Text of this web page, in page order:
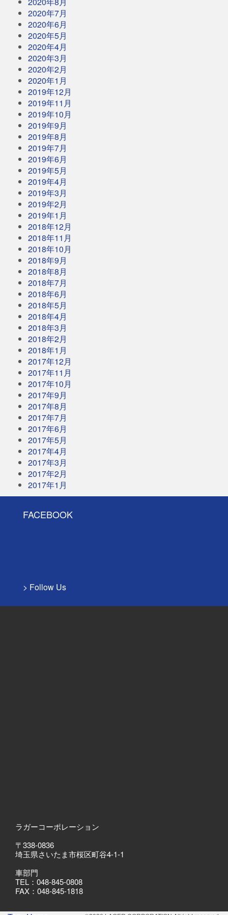
2020年7月
2020年6月
2020年5月
2020年4月
2020年3月
2020年2月
2020年1月
2019年12月
2019年11月
2019年10月
2019年9月
2019年8月
2019年7月
2019年6月
2019年5月
2019年4月
2019年3月
2019年2月
2019年1月
2018年12月
2018年11月
2018年10月
2018年9月
2018年8月
2018年7月
2018年6月
2018年5月
2018年4月
2018年3月
2018年2月
2018年1月
2017年12月
2017年11月
2017年10月
2017年9月
2017年8月
2017年7月
2017年6月
2017年5月
2017年4月
2017年3月
2017年2月
2017年1月
FACEBOOK
> Follow Us
ラガーコーポレーション
〒338-0836
埼玉県さいたま市桜区町谷4-1-1
車部門
TEL：048-845-0808
FAX：048-845-1818